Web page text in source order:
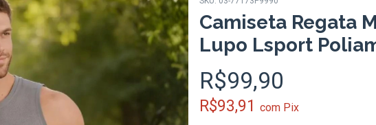
Camiseta Regata
Lupo Lsport
R$99,90
R$93,91 com Pix